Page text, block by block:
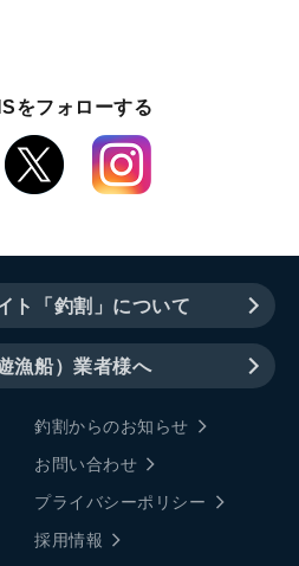
をフォローする
ト「釣割」について
漁船）業者様へ
釣割からのお知らせ
お問い合わせ
プライバシーポリシー
採用情報